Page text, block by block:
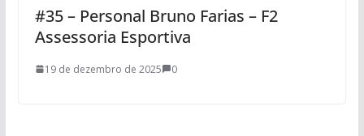
#35 – Personal Bruno Farias – F2
Assessoria Esportiva
19 de dezembro de 2025 0